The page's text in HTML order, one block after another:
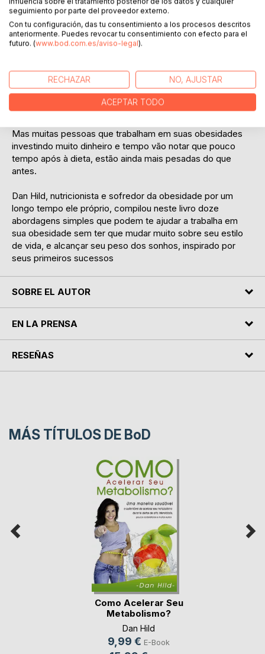
diversas doenças secundárias. Alguns também lidam com
a exclusão da sociedade, além de chances ruins na
carreira e relacionamentos.
dieta HCG, a cura metabólica, dieta paleo, equilíbrio
metabólico, cura adiposita, Dieta Brigitte, baixos
carboidratos, Dr. Atkins ou Weight Watchers - a oferta é
gigante.
Mas muitas pessoas que trabalham em suas obesidades
investindo muito dinheiro e tempo vão notar que pouco
tempo após à dieta, estão ainda mais pesadas do que
antes.
Dan Hild, nutricionista e sofredor da obesidade por um
longo tempo ele próprio, compilou neste livro doze
abordagens simples que podem te ajudar a trabalha em
sua obesidade sem ter que mudar muito sobre seu estilo
de vida, e alcançar seu peso dos sonhos, inspirado por
seus primeiros sucessos
SOBRE EL AUTOR
EN LA PRENSA
RESEÑAS
MÁS TÍTULOS DE BoD
Como Acelerar Seu
Metabolismo?
Dan Hild
9,99 € E-Book
seguimiento por parte del proveedor externo.
Con tu configuración, das tu consentimiento a los procesos descritos
anteriormente. Puedes revocar tu consentimiento con efecto para el
futuro. (www.bod.com.es/aviso-legal).
RECHAZAR NO, AJUSTAR
ACEPTAR TODO